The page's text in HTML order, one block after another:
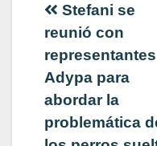
de
entradas
Stefani se
reunió con
Adypa para
abordar la
problemática